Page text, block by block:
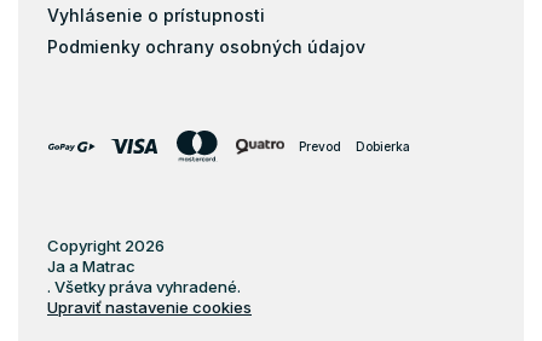
Vyhlásenie o prístupnosti
Podmienky ochrany osobných údajov
Prevod Dobierka
Copyright 2026
Ja a Matrac
. Všetky práva vyhradené.
Upraviť nastavenie cookies